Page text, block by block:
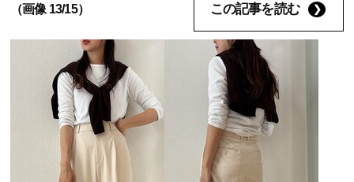
（画像 13/15） この記事を読む